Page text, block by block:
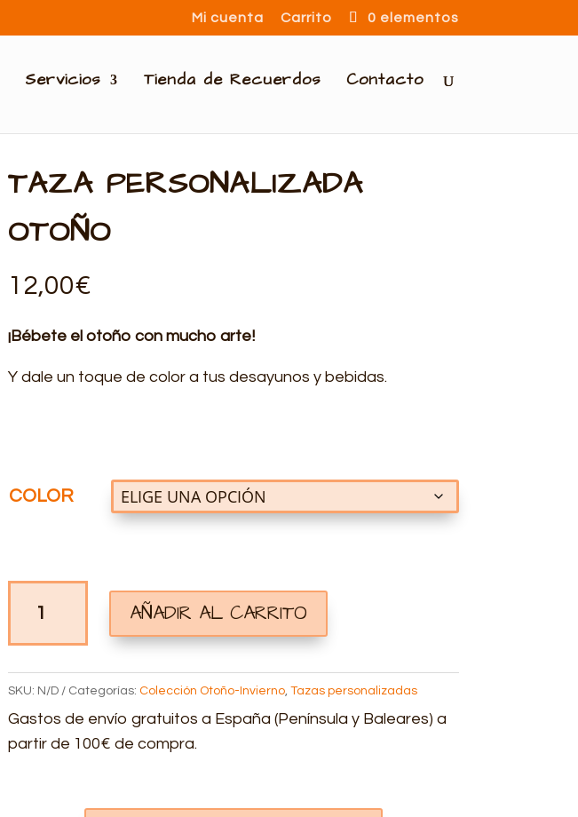
Mi cuenta Carrito 0 elementos
Servicios Tienda de Recuerdos Contacto
TAZA PERSONALIZADA
OTOÑO
12,00€
¡Bébete el otoño con mucho arte!
Y dale un toque de color a tus desayunos y bebidas.
COLOR
PERSONALIZADA
OTOÑO
AÑADIR AL CARRITO
SKU: N/D Categorías: Colección Otoño-Invierno, Tazas personalizadas
Gastos de envío gratuitos a España (Península y Baleares) a
partir de 100€ de compra.